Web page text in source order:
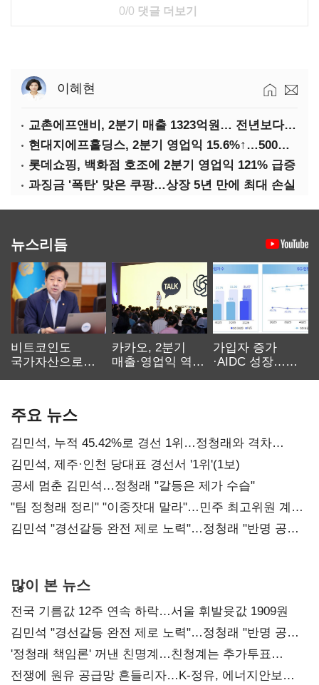
0/0 댓글 더보기
이혜현
교촌에프앤비, 2분기 매출 1323억원… 전년보다 4.9%↑
현대지에프홀딩스, 2분기 영업익 15.6%↑…500억 규모 자사주 매입
롯데쇼핑, 백화점 호조에 2분기 영업익 121% 급증
과징금 '폭탄' 맞은 쿠팡…상장 5년 만에 최대 손실
뉴스리듬
비트코인도
국가자산으로…'
카카오, 2분기
매출·영업익 역대
가입자 증가
·AIDC 성장…
주요 뉴스
김민석, 누적 45.42%로 경선 1위…정청래와 격차
0.86%p(2보)
김민석, 제주·인천 당대표 경선서 '1위'(1보)
공세 멈춘 김민석…정청래 "갈등은 제가 수습"
"팀 정청래 정리" "이중잣대 말라"…민주 최고위원 계파
다툼 격화
김민석 "경선갈등 완전 제로 노력"…정청래 "반명 공세
많이 본 뉴스
전국 기름값 12주 연속 하락…서울 휘발윳값 1909원
김민석 "경선갈등 완전 제로 노력"…정청래 "반명 공세
사과부터"
'정청래 책임론' 꺼낸 친명계…친청계는 추가투표
때리기
전쟁에 원유 공급망 흔들리자…K-정유, 에너지안보